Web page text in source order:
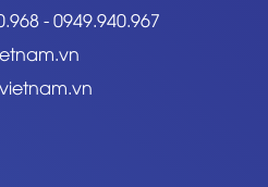
-0949.940.967